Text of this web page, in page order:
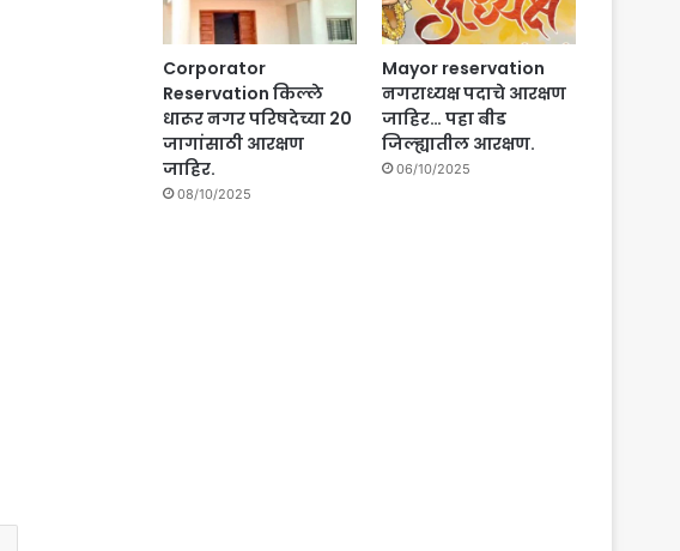
Corporator
Reservation किल्ले
धारूर नगर परिषदेच्या 20
जागांसाठी आरक्षण
जाहिर.
08/10/2025
Mayor reservation
नगराध्यक्ष पदाचे आरक्षण
जाहिर… पहा बीड
जिल्ह्यातील आरक्षण.
06/10/2025